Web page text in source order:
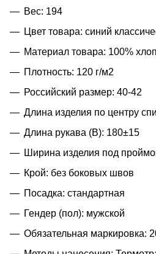
Вес: 194
Цвет товара: синий
Материал товара: 100%
Плотность: 120 г/м2
Российский размер: 40-42
Длина изделия по центру
Длина рукава (B): 180±15
Ширина изделия под
Крой: без боковых швов
Посадка: стандартная
Гендер (пол): мужской
Обязательная маркировка: